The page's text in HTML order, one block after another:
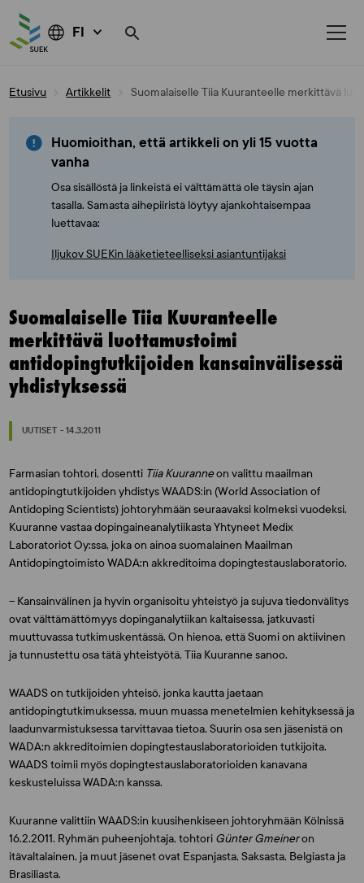
FI
Etusivu Artikkelit Suomalaiselle Tiia Kuuranteelle merkittävä
Huomioithan, että artikkeli on yli 15 vuotta
vanha
Osa sisällöstä ja linkeistä ei välttämättä ole täysin ajan
tasalla. Samasta aihepiiristä löytyy ajankohtaisempaa
luettavaa:
Iljukov SUEKin lääketieteelliseksi asiantuntijaksi
Suomalaiselle Tiia Kuuranteelle
merkittävä luottamustoimi
antidopingtutkijoiden kansainvälisessä
yhdistyksessä
UUTISET - 14.3.2011
Farmasian tohtori, dosentti Tiia Kuuranneon valittu maailman
antidopingtutkijoiden yhdistys WAADS:in (World Association of
Antidoping Scientists) johtoryhmään seuraavaksi kolmeksi vuodeksi.
Kuuranne vastaa dopingaineanalytiikasta Yhtyneet Medix
Laboratoriot Oy:ssa, joka on ainoa suomalainen Maailman
Antidopingtoimisto WADA:n akkreditoima dopingtestauslaboratorio.
– Kansainvälinen ja hyvin organisoitu yhteistyö ja sujuva tiedonvälitys
ovat välttämättömyys dopinganalytiikan kaltaisessa, jatkuvasti
muuttuvassa tutkimuskentässä. On hienoa, että Suomi on aktiivinen
ja tunnustettu osa tätä yhteistyötä, Tiia Kuuranne sanoo.
WAADS on tutkijoiden yhteisö, jonka kautta jaetaan
antidopingtutkimuksessa, muun muassa menetelmien kehityksessä ja
laadunvarmistuksessa tarvittavaa tietoa. Suurin osa sen jäsenistä on
WADA:n akkreditoimien dopingtestauslaboratorioiden tutkijoita.
WAADS toimii myös dopingtestauslaboratorioiden kanavana
keskusteluissa WADA:n kanssa.
Kuuranne valittiin WAADS:in kuusihenkiseen johtoryhmään Kölnissä
16.2.2011. Ryhmän puheenjohtaja, tohtori Günter Gmeineron
itävaltalainen, ja muut jäsenet ovat Espanjasta, Saksasta, Belgiasta ja
Brasiliasta.